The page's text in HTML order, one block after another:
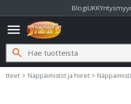
BlogiUKK
menu
search
Näppäimistöt ja hiiret